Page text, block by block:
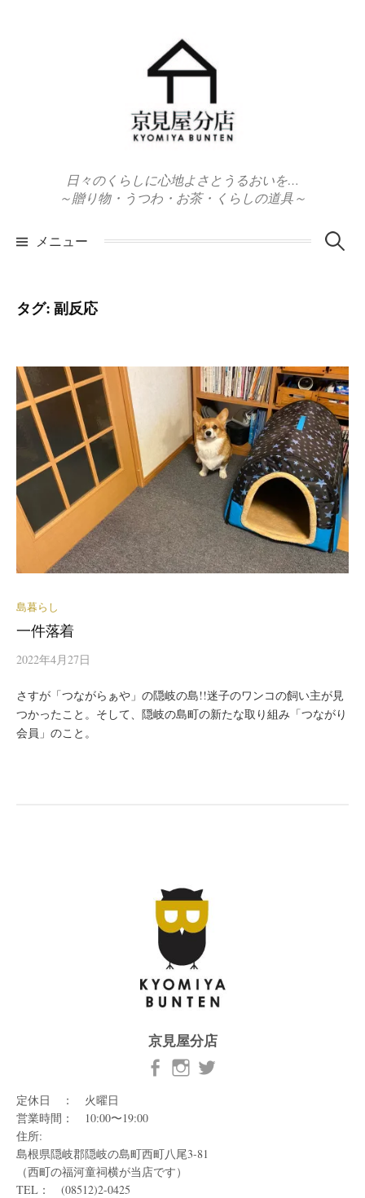
日々のくらしに心地よさとうるおいを…
～贈り物・うつわ・お茶・くらしの道具～
メニュー 検
タグ:副反応
島暮らし
一件落着
2022年4月27日
さすが「つながらぁや」の隠岐の島!!迷子のワンコの飼い主が見
つかったこと。そして、隠岐の島町の新たな取り組み「つながり
会員」のこと。
京見屋分店
定休日 ： 火曜日
営業時間： 10:00〜19:00
住所:
島根県隠岐郡隠岐の島町西町八尾3-81
（西町の福河童祠横が当店です）
TEL： (08512)2-0425